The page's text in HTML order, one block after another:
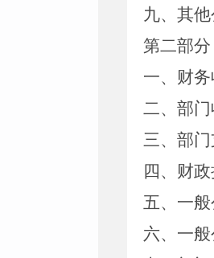
九、其
第二部分
一、 财
二、部门
三、部门
四、财
五、一
六、一